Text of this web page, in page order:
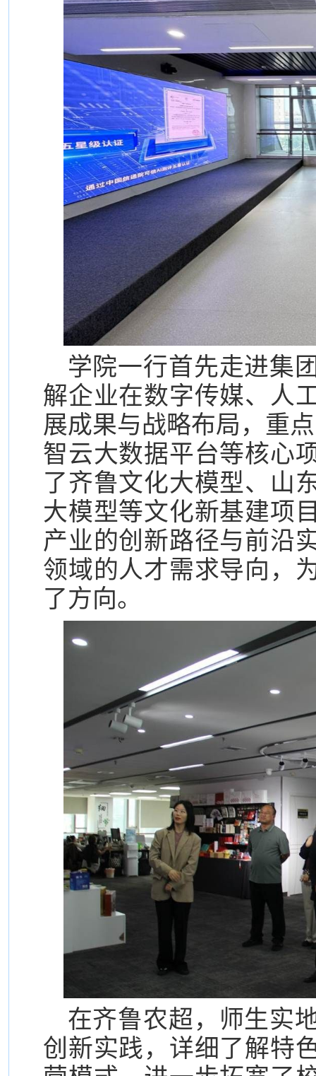
学院一行首先走进集
解企业在数字传媒、人
展成果与战略布局，重
智云大数据平台等核心
了齐鲁文化大模型、山
大模型等文化新基建项
产业的创新路径与前沿
领域的人才需求导向，
了方向。
在齐鲁农超，师生实
创新实践，详细了解特